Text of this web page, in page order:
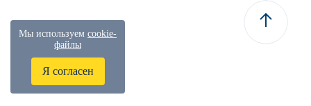
Мы используем cookie-
файлы
Я согласен